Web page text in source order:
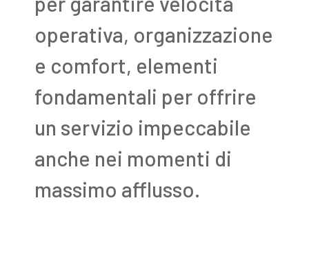
operativa, organizzazione
e comfort, elementi
fondamentali per offrire
un servizio impeccabile
anche nei momenti di
massimo afflusso.